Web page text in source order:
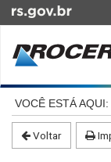
para
conteúdo
Ir
para
menu
Início
do
conteúdo
Voltar